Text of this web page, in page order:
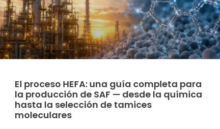
El proceso HEFA: una guía completa para
la producción de SAF — desde la química
hasta la selección de tamices
moleculares